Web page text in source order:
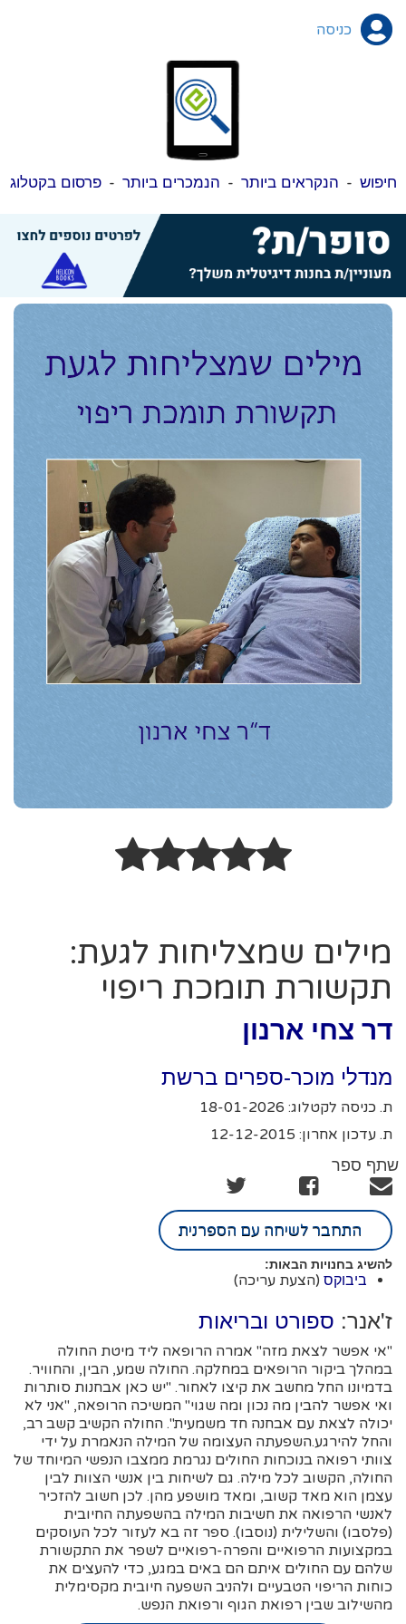
כניסה
חיפוש - הנקראים ביותר - הנמכרים ביותר -פרסום בקטלוג
מילים שמצליחות לגעת:
תקשורת תומכת ריפוי
דר צחי ארנון
מנדלי מוכר-ספרים ברשת
ת. כניסה לקטלוג: 18-01-2026
ת. עדכון אחרון: 12-12-2015
שתף ספר
התחבר לשיחה עם הספרנית
להשיג בחנויות הבאות:
ביבוקס (הצעת עריכה)
ז'אנר: ספורט ובריאות
"אי אפשר לצאת מזה" אמרה הרופאה ליד מיטת החולה
במהלך ביקור הרופאים במחלקה. החולה שמע, הבין, והחוויר.
בדמיונו החל מחשב את קיצו לאחור. "יש כאן אבחנות סותרות
ואי אפשר להבין מה נכון ומה שגוי" המשיכה הרופאה, "אני לא
יכולה לצאת עם אבחנה חד משמעית". החולה הקשיב קשב רב,
והחל להירגע.השפעתה העצומה של המילה הנאמרת על ידי
צוותי רפואה בנוכחות החולים נגרמת ממצבו הנפשי המיוחד של
החולה, הקשוב לכל מילה. גם לשיחות בין אנשי הצוות לבין
עצמן הוא מאד קשוב, ומאד מושפע מהן. לכן חשוב להזכיר
לאנשי הרפואה את חשיבות המילה בהשפעתה החיובית
(פלסבו) והשלילית (נוסבו). ספר זה בא לעזור לכל העוסקים
במקצועות הרפואיים והפרה-רפואיים לשפר את התקשורת
שלהם עם החולים איתם הם באים במגע, כדי להעצים את
כוחות הריפוי הטבעיים ולהניב השפעה חיובית מקסימלית
מהשילוב שבין רפואת הגוף ורפואת הנפש.